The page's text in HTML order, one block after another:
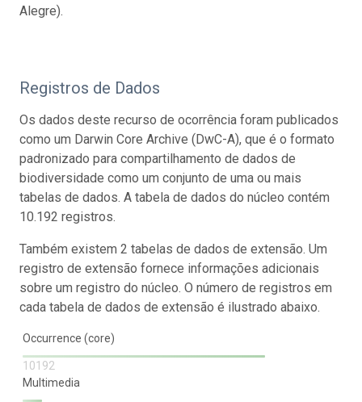
Alegre).
Registros de Dados
Os dados deste recurso de ocorrência foram publicados
como um Darwin Core Archive (DwC-A), que é o formato
padronizado para compartilhamento de dados de
biodiversidade como um conjunto de uma ou mais
tabelas de dados. A tabela de dados do núcleo contém
10.192 registros.
Também existem 2 tabelas de dados de extensão. Um
registro de extensão fornece informações adicionais
sobre um registro do núcleo. O número de registros em
cada tabela de dados de extensão é ilustrado abaixo.
Occurrence (core)
10192
Multimedia